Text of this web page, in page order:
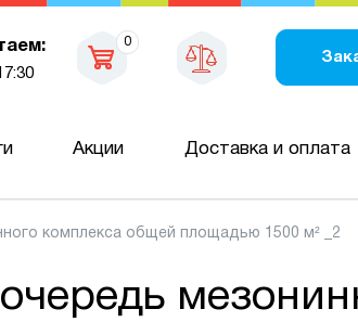
0
Акции Доставка и оплата
комплекса общей площадью 1500 м² _2